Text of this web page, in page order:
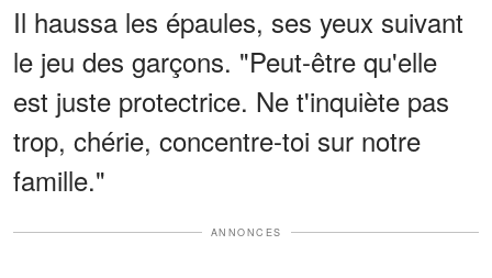
Il haussa les épaules, ses yeux suivant
le jeu des garçons. "Peut-être qu'elle
est juste protectrice. Ne t'inquiète pas
trop, chérie, concentre-toi sur notre
famille."
ANNONCES